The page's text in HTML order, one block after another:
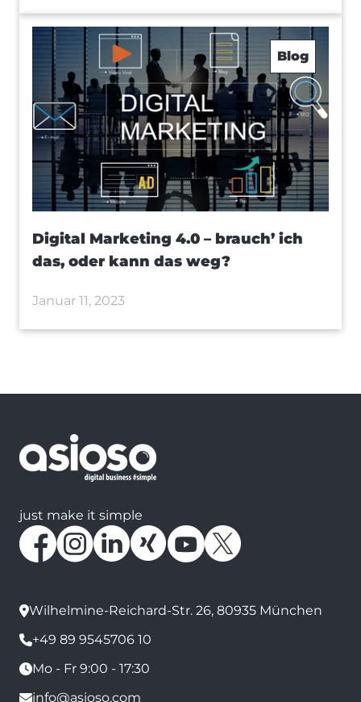
Blog
Digital Marketing 4.0 – brauch’ ich
das, oder kann das weg?
Januar 11, 2023
just make it simple
Wilhelmine-Reichard-Str. 26, 80935 München
+49 89 9545706 10
Mo - Fr 9:00 - 17:30
info@asioso.com